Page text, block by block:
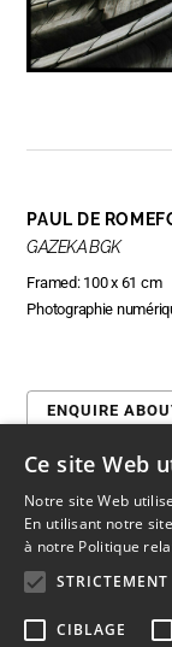
PAUL DE
GAZEKA BGK
Framed: 100 x 61 cm
Photographie
ENQUIRE
© 2026
Ce site Web
Notre site Web
En utilisant notre
à notre Politique
STRICTEMENT
CIBLAGE